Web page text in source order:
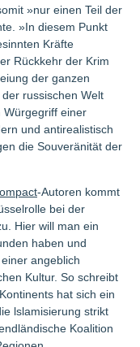
»nur einen Teil der
»In diesem Punkt
Kräfte
Rückkehr der Krim
der ganzen
russischen Welt
Würgegriff einer
und antirealistisch
die Souveränität der
-Autoren kommt
bei der
Hier will man ein
haben und
angeblich
Kultur. So schreibt
hat sich ein
lslamisierung strikt
Koalition